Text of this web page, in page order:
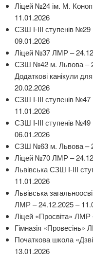
Ліцей №24 ім. М.
11.01.2026
СЗШ І-ІІІ ступенів
09.01.2026
Ліцей №37 ЛМР –
СЗШ №42 м. Львова –
Додаткові канікули
20.02.2026
СЗШ І-ІІІ ступенів
11.01.2026
СЗШ І-ІІІ ступенів
06.01.2026
СЗШ №63 м. Львова –
Ліцей №70 ЛМР –
Львівська СЗШ І-ІІІ
11.01.2026
Львівська
ЛМР – 24.12.2025 –
Ліцей «Просвіта» ЛМР
Гімназія
Початкова школа
13.01.2026